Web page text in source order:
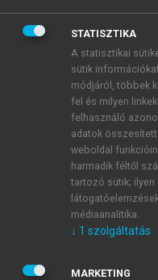
BELÉPÉS
ÚJ FIÓK
1 óra díjmentes
E-MAIL-CÍM
JELSZÓ
STATISZTIKA
A statisztikai
sütik
módjáról, többek
fel és milyen
felhasználó
adatok
weboldal
harmadik féltől
tartozó sütik;
médiaanalitika.
↓ 1 szolgáltatás
MARKETING